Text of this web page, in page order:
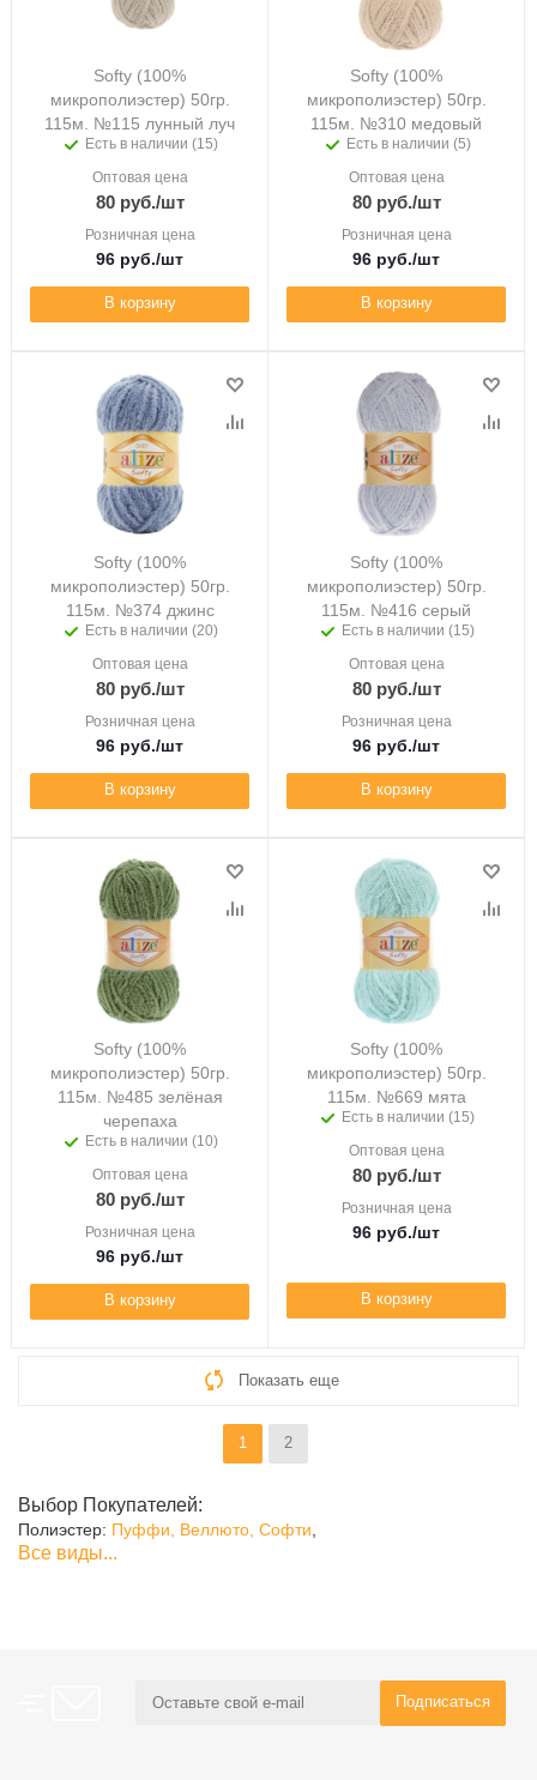
Softy (100%
микрополиэстер) 50гр.
115м. №115 лунный луч
Есть в наличии (15)
Оптовая цена
80руб./шт
Розничная цена
96 руб./шт
В корзину
Softy (100%
микрополиэстер) 50гр.
115м. №310 медовый
Есть в наличии (5)
Оптовая цена
80руб./шт
Розничная цена
96 руб./шт
В корзину
Softy (100%
микрополиэстер) 50гр.
115м. №374 джинс
Есть в наличии (20)
Оптовая цена
80руб./шт
Розничная цена
96 руб./шт
В корзину
Softy (100%
микрополиэстер) 50гр.
115м. №416 серый
Есть в наличии (15)
Оптовая цена
80руб./шт
Розничная цена
96 руб./шт
В корзину
Softy (100%
микрополиэстер) 50гр.
115м. №485 зелёная
черепаха
Есть в наличии (10)
Оптовая цена
80руб./шт
Розничная цена
96 руб./шт
В корзину
Softy (100%
микрополиэстер) 50гр.
115м. №669 мята
Есть в наличии (15)
Оптовая цена
80руб./шт
Розничная цена
96 руб./шт
В корзину
Показать еще
1 2
Выбор Покупателей:
Полиэстер: Пуффи, Веллюто, Софти
Все виды...